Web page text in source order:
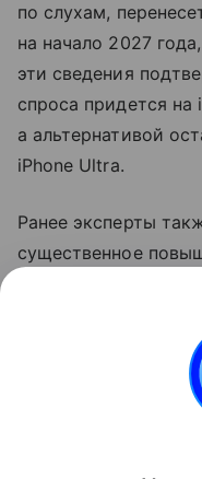
по слухам,
на начало 2027
эти сведения
спроса придется на
а альтернативой
iPhone Ultra.
Ранее эксперты
существенное